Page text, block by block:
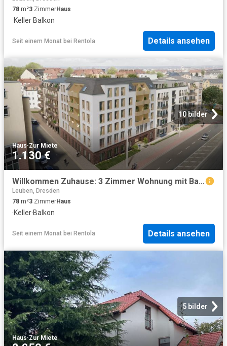
78 m²3 ZimmerHaus
·Keller·Balkon
Seit einem Monat bei Rentola Details ansehen
10 bilder
Haus·Zur Miete
1.130 €
Willkommen Zuhause: 3 Zimmer Wohnung mit Balkon
Leuben, Dresden
78 m²3 ZimmerHaus
·Keller·Balkon
Seit einem Monat bei Rentola Details ansehen
5 bilder
Haus·Zur Miete